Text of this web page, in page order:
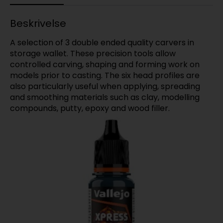
Beskrivelse
A selection of 3 double ended quality carvers in
storage wallet. These precision tools allow
controlled carving, shaping and forming work on
models prior to casting. The six head profiles are
also particularly useful when applying, spreading
and smoothing materials such as clay, modelling
compounds, putty, epoxy and wood filler.